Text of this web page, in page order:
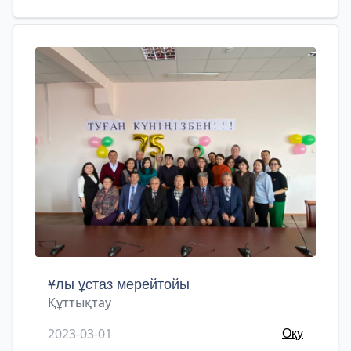
Ұлы ұстаз мерейтойы
Құттықтау
2023-03-01
Оқу